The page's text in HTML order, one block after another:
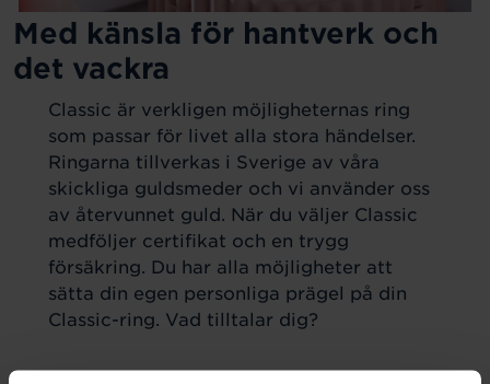
Med känsla för hantverk och
det vackra
Classic är verkligen möjligheternas ring
som passar för livet alla stora händelser.
Ringarna tillverkas i Sverige av våra
skickliga guldsmeder och vi använder oss
av återvunnet guld. När du väljer Classic
medföljer certifikat och en trygg
försäkring. Du har alla möjligheter att
sätta din egen personliga prägel på din
Classic-ring. Vad tilltalar dig?